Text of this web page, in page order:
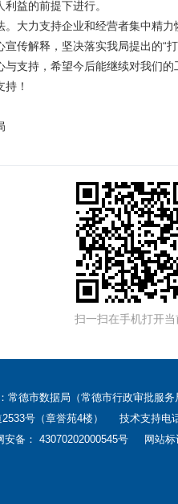
益的前提下进行。
。大力支持企业和经营者集中精
传解释，坚决落实我局提出的“打
支持，希望今后能继续对我们的
！
扫一扫在手机打开当
常德市数据局（常德市行政审批服
号（章誉苑4楼） 技术支持电
安备： 43070202000545号 网站标